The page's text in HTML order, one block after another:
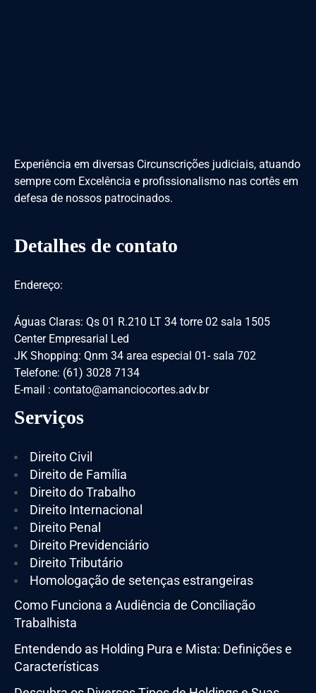
Experiência em diversas Circunscrições judiciais, atuando
sempre com Excelência e profissionalismo nas cortês em
defesa de nossos patrocinados.
Detalhes de contato
Endereço:
Águas Claras: Qs 01 R.210 LT 34 torre 02 sala 1505
Center Empresarial Led
JK Shopping: Qnm 34 area especial 01- sala 702
Telefone: (61) 3028 7134
E-mail : contato@amanciocortes.adv.br
Serviços
Direito Civil
Direito de Família
Direito do Trabalho
Direito Internacional
Direito Penal
Direito Previdenciário
Direito Tributário
Homologação de setenças estrangeiras
Como Funciona a Audiência de Conciliação
Trabalhista
Entendendo as Holding Pura e Mista: Definições e
Características